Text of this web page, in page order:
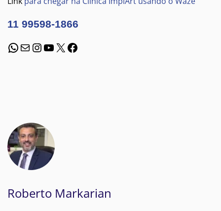
11 99598-1866
WhatsApp
E-mailInstagram
Youtube
X Facebook
Roberto Markarian